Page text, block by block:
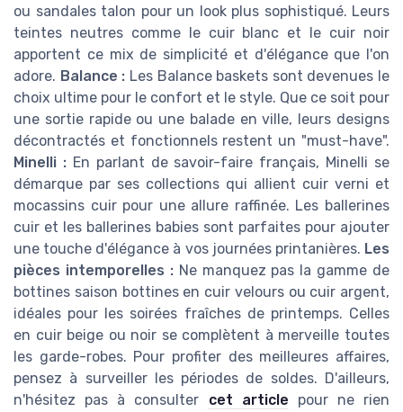
ou sandales talon pour un look plus sophistiqué. Leurs
teintes neutres comme le cuir blanc et le cuir noir
apportent ce mix de simplicité et d'élégance que l'on
adore. Balance : Les Balance baskets sont devenues le
choix ultime pour le confort et le style. Que ce soit pour
une sortie rapide ou une balade en ville, leurs designs
décontractés et fonctionnels restent un "must-have".
Minelli : En parlant de savoir-faire français, Minelli se
démarque par ses collections qui allient cuir verni et
mocassins cuir pour une allure raffinée. Les ballerines
cuir et les ballerines babies sont parfaites pour ajouter
une touche d'élégance à vos journées printanières. Les
pièces intemporelles : Ne manquez pas la gamme de
bottines saison bottines en cuir velours ou cuir argent,
idéales pour les soirées fraîches de printemps. Celles
en cuir beige ou noir se complètent à merveille toutes
les garde-robes. Pour profiter des meilleures affaires,
pensez à surveiller les périodes de soldes. D'ailleurs,
n'hésitez pas à consulter cet article pour ne rien